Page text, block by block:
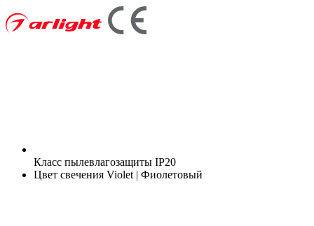
Класс пылевлагозащиты IP20
Цвет свечения Violet | Фиолетовый